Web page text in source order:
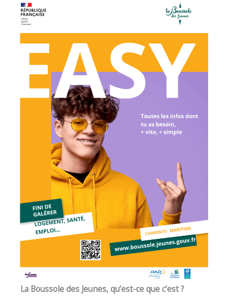
La Boussole des Jeunes, qu’est-ce que c’est ?